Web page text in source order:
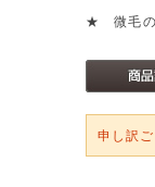
★ 微毛の
申し訳